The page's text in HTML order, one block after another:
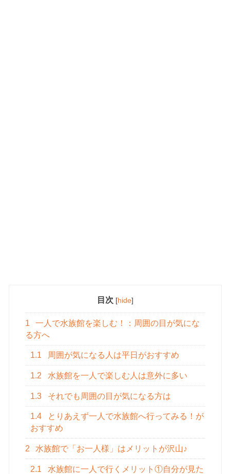
目次 [hide]
1
一人で水族館を楽しむ！：周囲の目が気にな
る方へ
1.1 周囲が気になる人は平日がおすすめ
1.2 水族館を一人で楽しむ人は意外に多い
1.3 それでも周囲の目が気になる方は
1.4
とりあえず一人で水族館へ行ってみる！が
おすすめ
2 水族館で「お一人様」はメリットが沢山♪
2.1
水族館に一人で行くメリット①自分が見た